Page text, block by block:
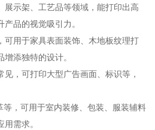
展示架、工艺品等领域，能打印出高
品的视觉吸引力。
可用于家具表面装饰、木地板纹理打
添独特的设计。
见，可打印大型广告画面、标识等，
等，可用于室内装修、包装、服装辅料
需求。